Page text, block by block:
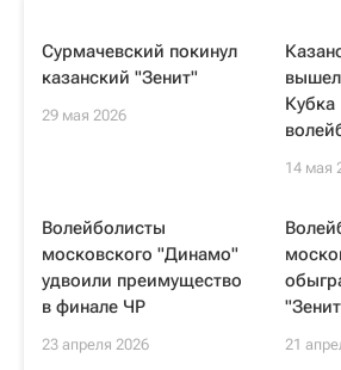
Сурмачевский покинул
казанский "Зенит"
29 мая 2026
Кубка
14 мая
Волейболисты
московского "Динамо"
удвоили преимущество
в финале ЧР
23 апреля 2026 21